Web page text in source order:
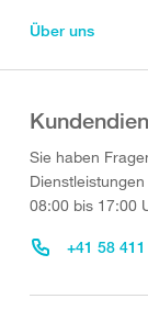
Über uns
Sie haben
08:00 bis 17:00
+41 58